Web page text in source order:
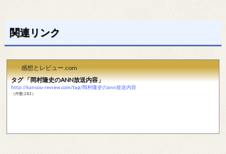
関連リンク
感想とレビュー.com
タグ 「岡村隆史のANN放送内容」
http://kansou-review.com/tag/岡村隆史のann放送内容
（件数:281）